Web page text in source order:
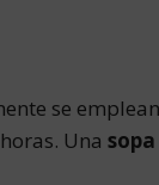
se
Una